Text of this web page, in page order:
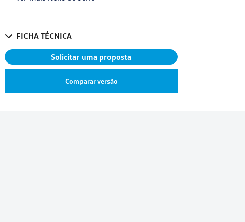
FICHA TÉCNICA
Solicitar uma proposta
Comparar versão